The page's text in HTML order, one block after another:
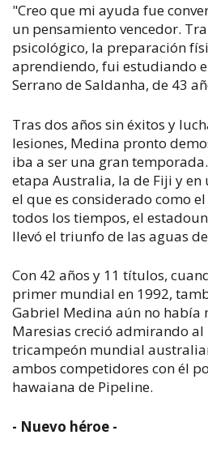
"Creo que mi ayuda fue
un pensamiento vencedor.
psicológico, la preparación
aprendiendo, fui estudiando
Serrano de Saldanha, de 43
Tras dos años sin éxitos y
lesiones, Medina pronto
iba a ser una gran
etapa Australia, la de Fiji y
el que es considerado como
todos los tiempos, el
llevó el triunfo de las aguas
Con 42 años y 11 títulos,
primer mundial en 1992,
Gabriel Medina aún no había
Maresias creció admirando
tricampeón mundial
ambos competidores con él
hawaiana de Pipeline.
- Nuevo héroe -